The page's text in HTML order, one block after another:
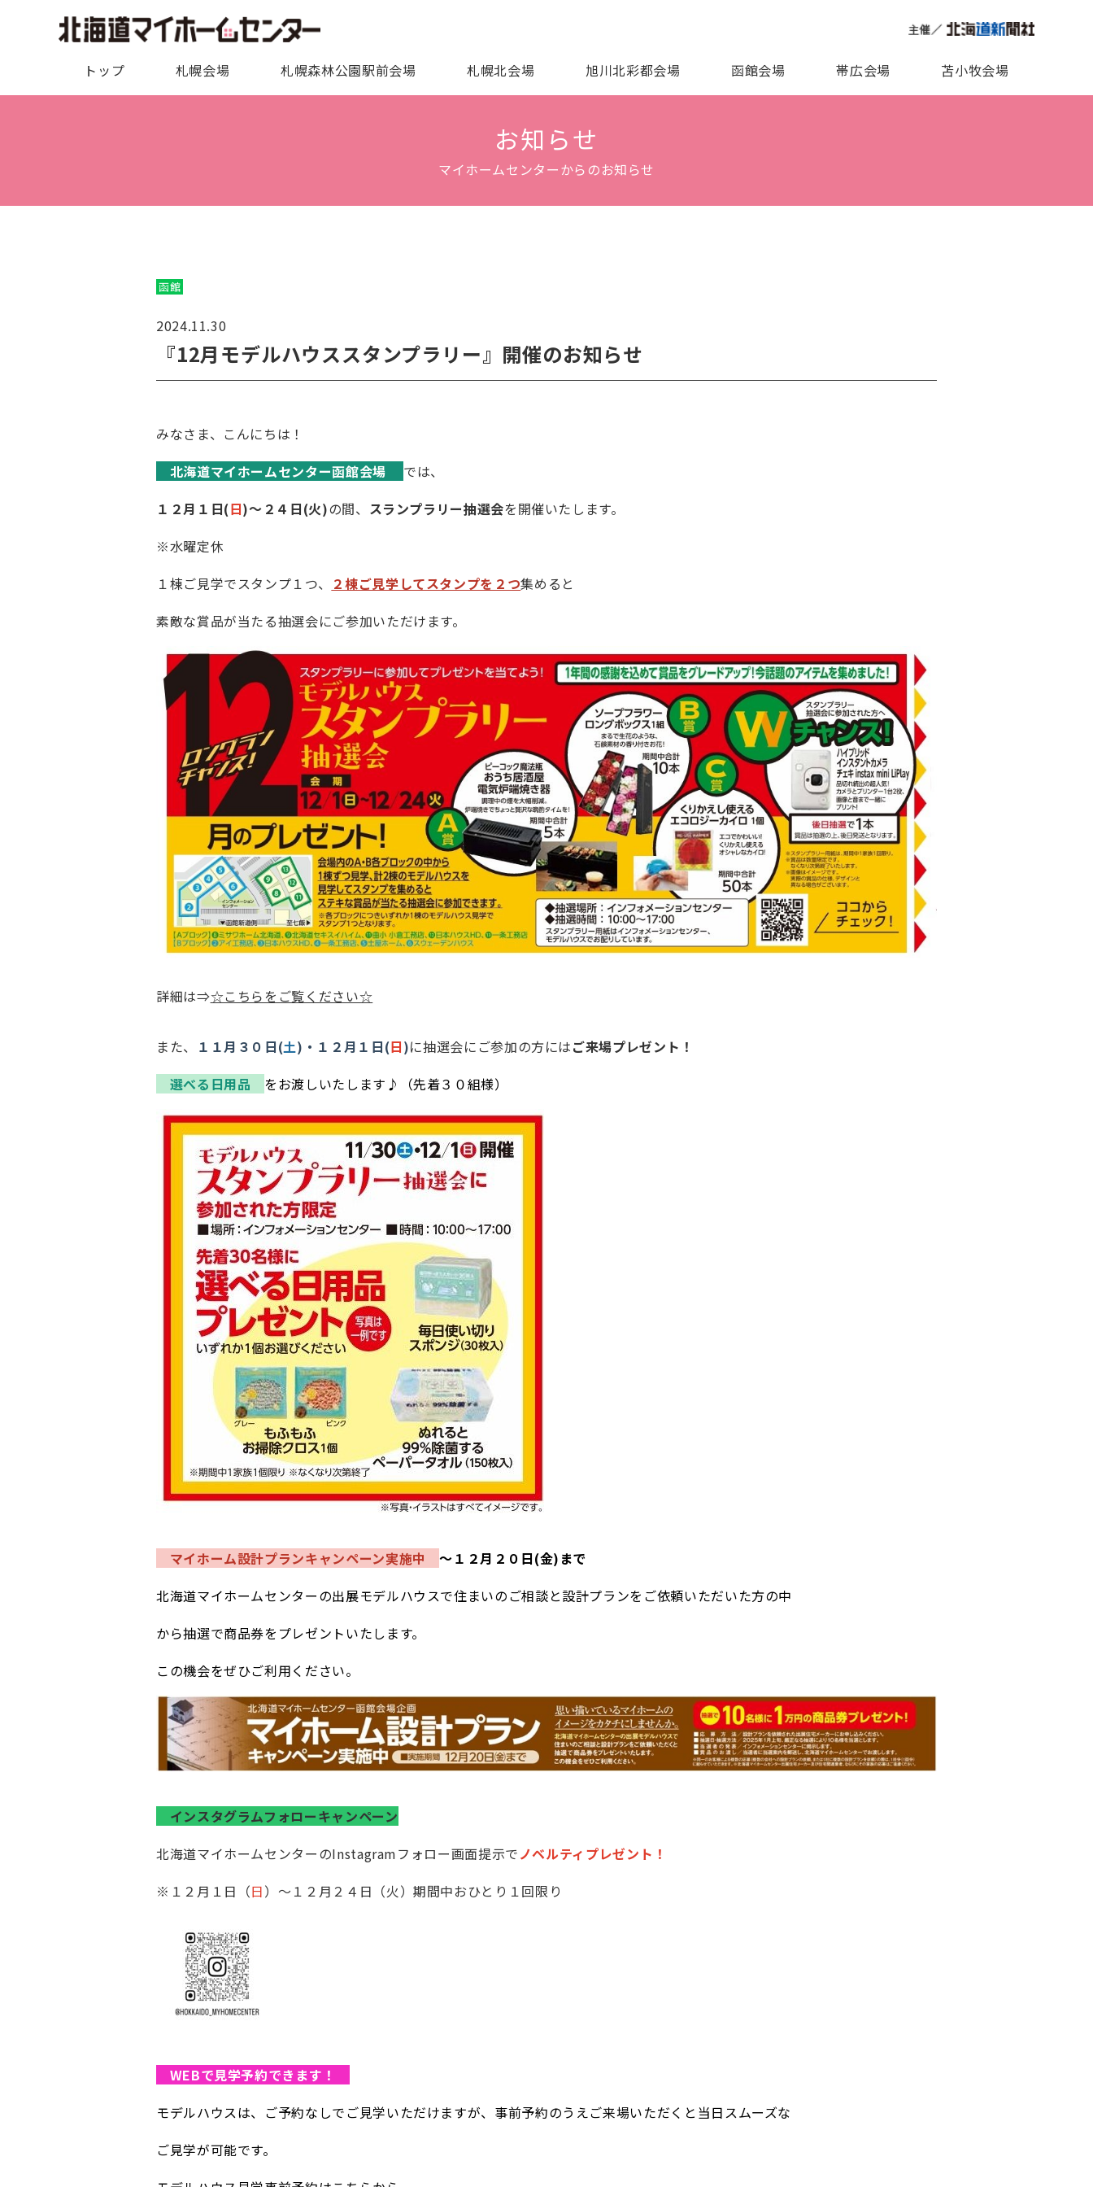
トップ 札幌会場 札幌森林公園駅前会場 札幌北会場 旭川北彩都会場 函館会場 帯広会場 苫小牧会場
お知らせ
マイホームセンターからのお知らせ
函館
2024.11.30
『12月モデルハウススタンプラリー』開催のお知らせ
みなさま、こんにちは！
北海道マイホームセンター函館会場 では、
１２月１日(日)～２４日(火)の間、 スランプラリー抽選会を開催いたします。
※水曜定休
１棟ご見学でスタンプ１つ、
２棟ご見学してスタンプを２つ集めると
素敵な賞品が当たる抽選会にご参加いただけます。
詳細は⇒☆こちらをご覧ください☆
また、 １１月３０日(土)・１２月１日(日)に抽選会にご参加の方にはご来場プレゼント！
選べる日用品 をお渡しいたします♪（先着３０組様）
マイホーム設計プランキャンペーン実施中
～１２月２０日(金)まで
北海道マイホームセンターの出展モデルハウスで住まいのご相談と設計プランをご依頼いただいた方の中
から抽選で商品券をプレゼントいたします。
この機会をぜひご利用ください。
インスタグラムフォローキャンペーン
北海道マイホームセンターのInstagramフォロー画面提示でノベルティプレゼント！
※１２月１日（日）～１２月２４日（火）期間中おひとり１回限り
WEBで見学予約できます！
モデルハウスは、ご予約なしでご見学いただけますが、事前予約のうえご来場いただくと当日スムーズな
ご見学が可能です。